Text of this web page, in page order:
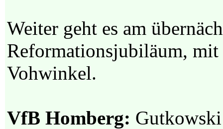
Weiter geht es am
Reformationsjubiläum,
Vohwinkel.
VfB Homberg: